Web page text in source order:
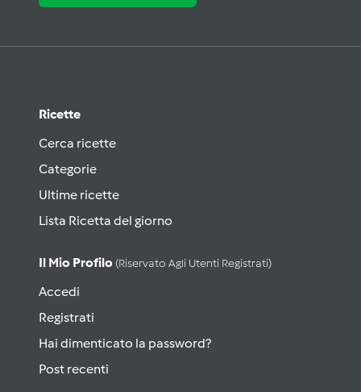
Ricette
Cerca ricette
Categorie
Ultime ricette
Lista Ricetta del giorno
Il Mio Profilo (riservato Agli Utenti Registrati)
Accedi
Registrati
Hai dimenticato la password?
Post recenti